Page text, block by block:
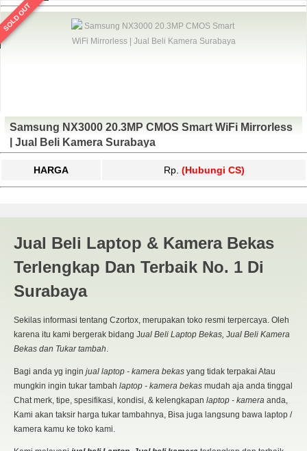
SOLD OUT
Samsung NX3000 20.3MP CMOS Smart WiFi Mirrorless
| Jual Beli Kamera Surabaya
HARGA Rp. (Hubungi CS)
KAMERA BEKAS | JUAL BELI
LAPTOP BEKAS | SURABAYA
Jual Beli Laptop & Kamera Bekas
Terlengkap Dan Terbaik No. 1 Di
Surabaya
Sekilas informasi tentang Czortox, merupakan toko resmi terpercaya. Oleh
karena itu kami bergerak bidang Jual Beli Laptop Bekas, Jual Beli Kamera
Bekas dan Tukar tambah
Bagi anda yg ingin jual laptop - kamera bekas yang tidak terpakai Atau
mungkin ingin tukar tambah laptop - kamera bekas mudah aja anda tinggal
Chat merk, tipe, spesifikasi, kondisi, & kelengkapan laptop - kamera anda,
Kami akan taksir harga tukar tambahnya, Bisa juga langsung bawa laptop /
kamera kamu ke toko kami.